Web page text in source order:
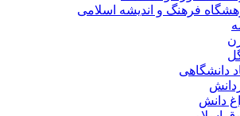
فرهنگ و اندیشه اسلامی
دانشگاهی
دانش